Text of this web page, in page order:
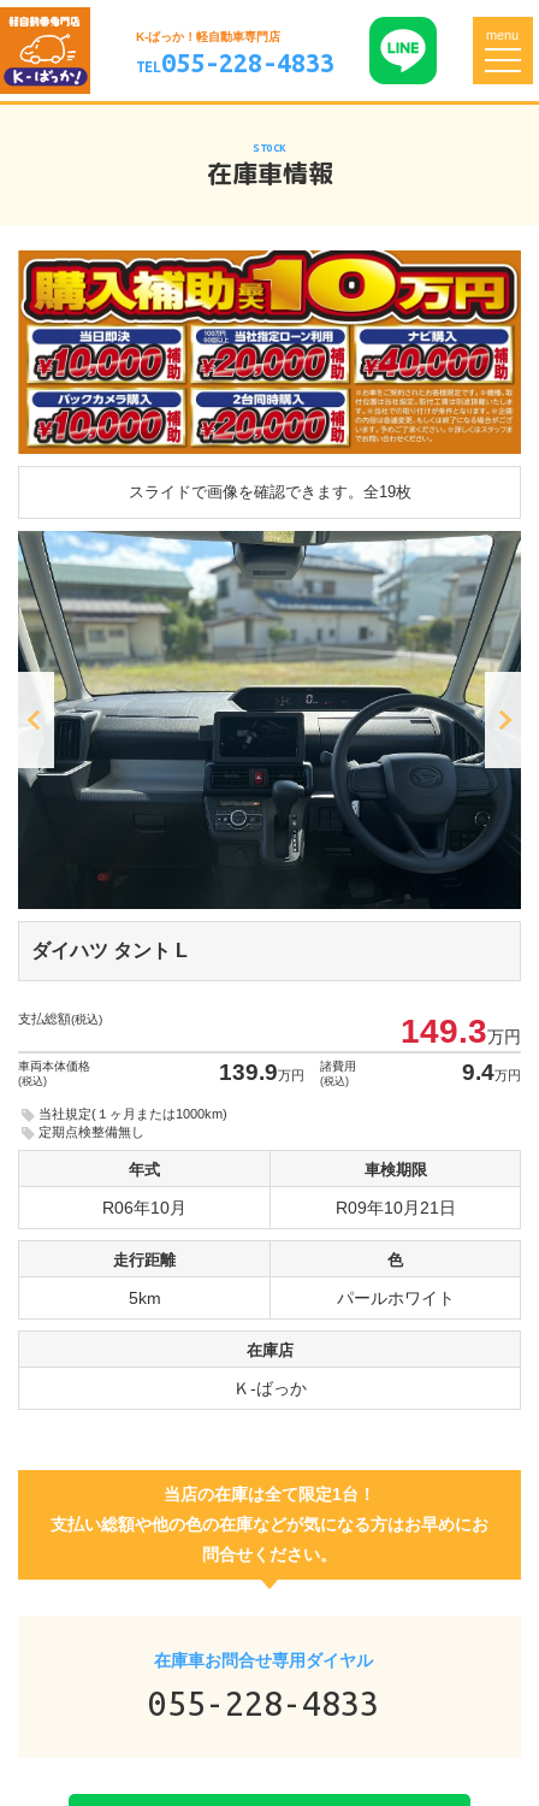
K-ばっか！軽自動車専門店
TEL055-228-4833
menu
STOCK
在庫車情報
ダイハツ タント L
スライドで画像を確認できます。 全19枚
支払総額(税込) 149.3万円
車両本体価格
(税込) 139.9万円
諸費用
(税込) 9.4万円
当社規定(１ヶ月または1000km)
定期点検整備無し
年式 車検期限
R06年10月 R09年10月21日
走行距離 色
5km パールホワイト
在庫店
Ｋ-ばっか
当店の在庫は全て限定1台！
支払い総額や他の色の在庫などが気になる方はお早めにお
問合せください。
在庫車お問合せ専用ダイヤル
055-228-4833